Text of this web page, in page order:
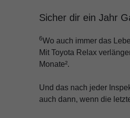
Sicher dir ein Jahr
6Wo auch immer das
Mit Toyota Relax
Monate².
Und das nach jeder
auch dann, wenn die